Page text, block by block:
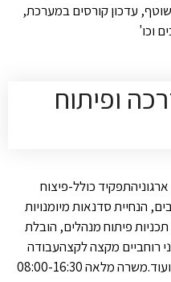
עדכון קורסים במערכת,
וכו'
ופיתוח
כולל-פיצוח
הנחיית סדנאות מיומנויות
תכניות פיתוח מנהלים, הובלת
רוחביים מקצה לקצהעבודה
מרובת ממשקים, מומחי תוכן מנהלים ועוד.משרה מלאה 08:00-16:30